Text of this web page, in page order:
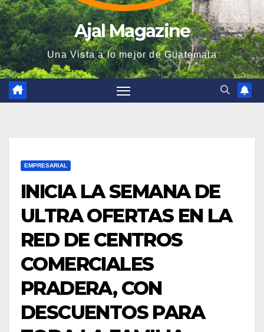
Ajal Magazine
Una Vista a lo mejor de Guatemala
EMPRESARIAL
INICIA LA SEMANA DE
ULTRA OFERTAS EN LA
RED DE CENTROS
COMERCIALES
PRADERA, CON
DESCUENTOS PARA